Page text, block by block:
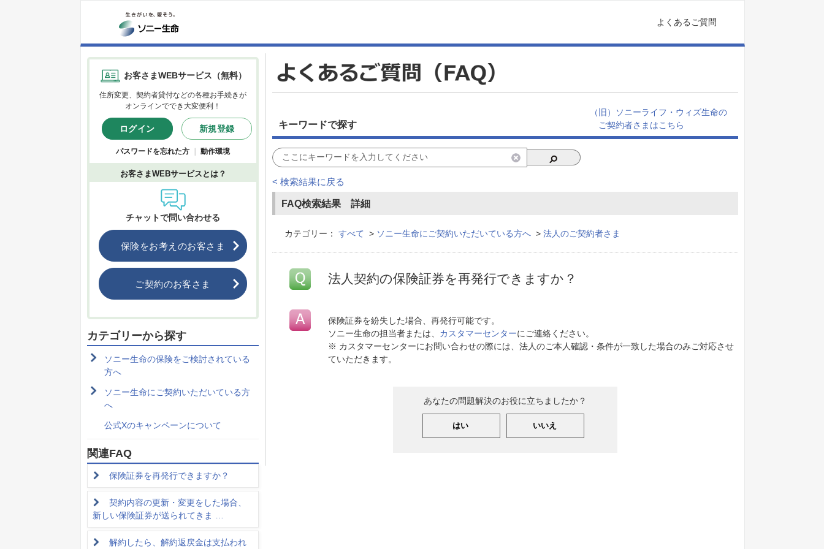
よくあるご質問
お客さまWEBサービス（無料）
住所変更、契約者貸付などの各種お手続きが
オンラインででき大変便利！
ログイン 新規登録
パスワードを忘れた方 動作環境
お客さまWEBサービスとは？
チャットで問い合わせる
保険をお考えのお客さま
ご契約のお客さま
カテゴリーから探す
ソニー生命の保険をご検討されている
方へ
ソニー生命にご契約いただいている方
へ
公式Xのキャンペーンについて
関連FAQ
保険証券を再発行できますか？
契約内容の更新・変更をした場合、
新しい保険証券が送られてきま …
解約したら、解約返戻金は支払われ
キーワードで探す
（旧）ソニーライフ・ウィズ生命の
ご契約者さまはこちら
< 検索結果に戻る
FAQ検索結果 詳細
カテゴリー： すべて > ソニー生命にご契約いただいている方へ > 法人のご契約者さま
法人契約の保険証券を再発行できますか？
保険証券を紛失した場合、再発行可能です。
ソニー生命の担当者または、 カスタマーセンターにご連絡ください。
※ カスタマーセンターにお問い合わせの際には、法人のご本人確認・条件が一致した場合のみご対応させ
ていただきます。
あなたの問題解決のお役に立ちましたか？